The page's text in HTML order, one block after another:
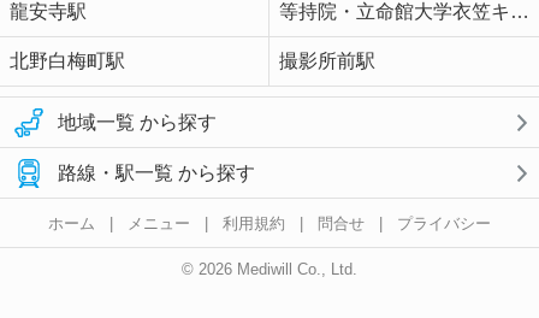
龍安寺駅 等持院・立命館大学衣笠キャンパス前駅
北野白梅町駅 撮影所前駅
地域一覧 から探す
路線・駅一覧 から探す
ホーム | メニュー | 利用規約 | 問合せ | プライバシー
© 2026 Mediwill Co., Ltd.